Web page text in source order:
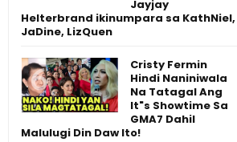
Jayjay
Helterbrand ikinumpara sa KathNiel,
JaDine, LizQuen
Cristy Fermin
Hindi Naniniwala
Na Tatagal Ang
It"s Showtime Sa
GMA7 Dahil
Malulugi Din Daw Ito!